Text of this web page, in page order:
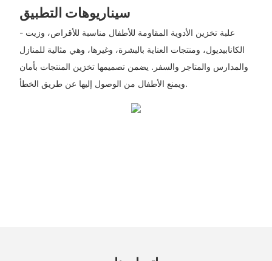
سيناريوهات التطبيق
- علبة تخزين الأدوية المقاومة للأطفال مناسبة للأقراص، وزيت
الكانابيديول، ومنتجات العناية بالبشرة، وغيرها، وهي مثالية للمنازل
والمدارس والمتاجر والسفر. يضمن تصميمها تخزين المنتجات بأمان
ويمنع الأطفال من الوصول إليها عن طريق الخطأ.